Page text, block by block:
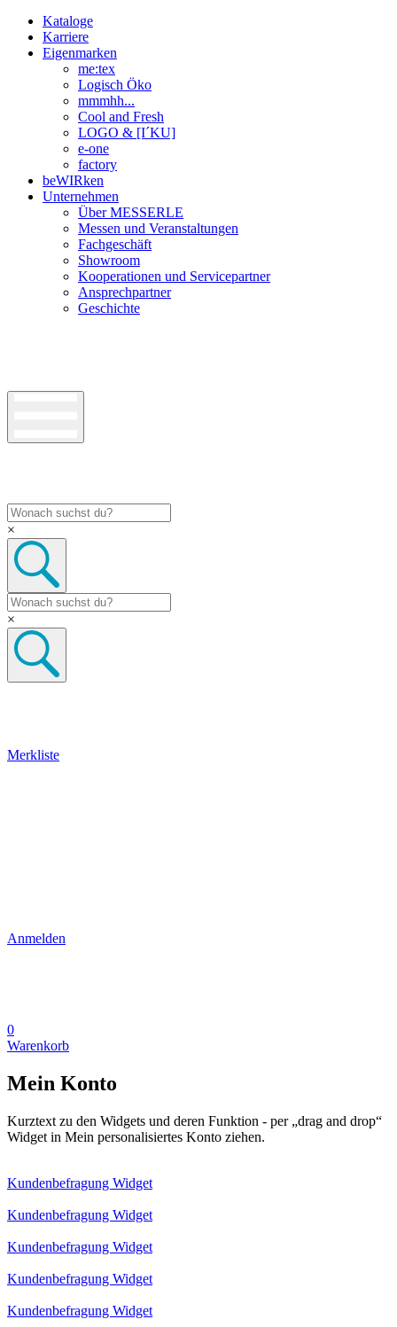
Kataloge
Karriere
Eigenmarken
me:tex
Logisch Öko
mmmhh...
Cool and Fresh
LOGO & [I´KU]
e-one
factory
beWIRken
Unternehmen
Über MESSERLE
Messen und Veranstaltungen
Fachgeschäft
Showroom
Kooperationen und Servicepartner
Ansprechpartner
Geschichte
×
×
Merkliste
Anmelden
0
Warenkorb
Mein Konto
Kurztext zu den Widgets und deren Funktion - per „drag and drop“
Widget in Mein personalisiertes Konto ziehen.
Kundenbefragung Widget
Kundenbefragung Widget
Kundenbefragung Widget
Kundenbefragung Widget
Kundenbefragung Widget